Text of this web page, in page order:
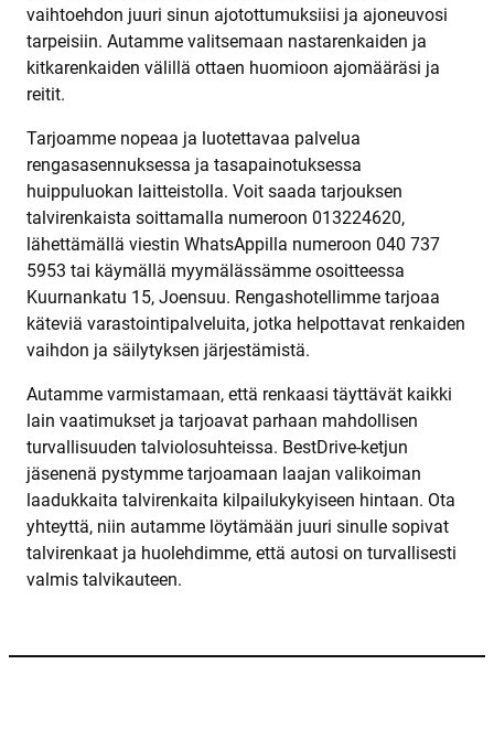
vaihtoehdon juuri sinun ajotottumuksiisi ja ajoneuvosi
tarpeisiin. Autamme valitsemaan nastarenkaiden ja
kitkarenkaiden välillä ottaen huomioon ajomääräsi ja
reitit.
Tarjoamme nopeaa ja luotettavaa palvelua
rengasasennuksessa ja tasapainotuksessa
huippuluokan laitteistolla. Voit saada tarjouksen
talvirenkaista soittamalla numeroon 013224620,
lähettämällä viestin WhatsAppilla numeroon 040 737
5953 tai käymällä myymälässämme osoitteessa
Kuurnankatu 15, Joensuu. Rengashotellimme tarjoaa
käteviä varastointipalveluita, jotka helpottavat renkaiden
vaihdon ja säilytyksen järjestämistä.
Autamme varmistamaan, että renkaasi täyttävät kaikki
lain vaatimukset ja tarjoavat parhaan mahdollisen
turvallisuuden talviolosuhteissa. BestDrive-ketjun
jäsenenä pystymme tarjoamaan laajan valikoiman
laadukkaita talvirenkaita kilpailukykyiseen hintaan. Ota
yhteyttä, niin autamme löytämään juuri sinulle sopivat
talvirenkaat ja huolehdimme, että autosi on turvallisesti
valmis talvikauteen.